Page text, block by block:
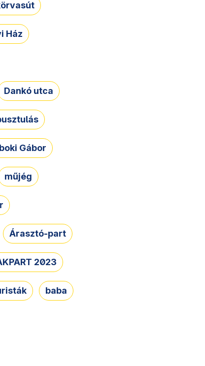
Ház
Dankó utca
Gábor
műjég
Árasztó-part
2023
baba